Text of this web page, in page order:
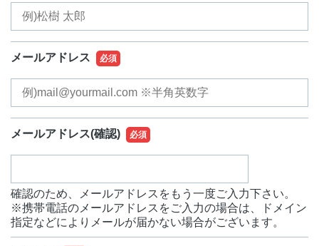
メールアドレス 必須
メールアドレス(確認) 必須
確認のため、メールアドレスをもう一度ご入力下さい。
※携帯電話のメールアドレスをご入力の場合は、ドメイン
指定などによりメールが届かない場合がございます。